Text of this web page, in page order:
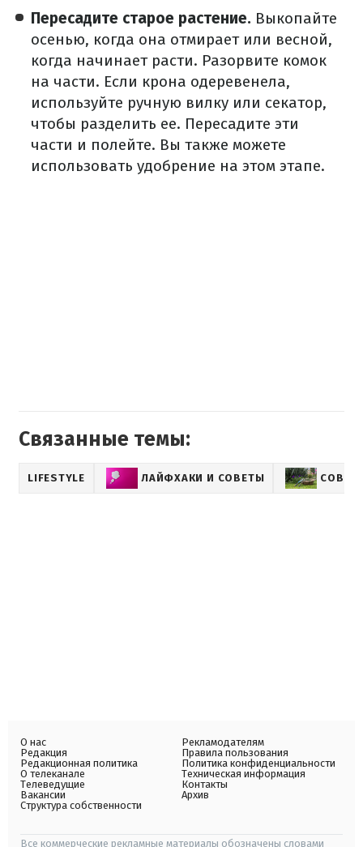
Пересадите старое растение. Выкопайте
осенью, когда она отмирает или весной,
когда начинает расти. Разорвите комок
на части. Если крона одеревенела,
используйте ручную вилку или секатор,
чтобы разделить ее. Пересадите эти
части и полейте. Вы также можете
использовать удобрение на этом этапе.
Связанные темы:
LIFESTYLE ЛАЙФХАКИ И СОВЕТЫ
О нас
Редакция
Редакционная политика
О телеканале
Телеведущие
Вакансии
Структура собственности
Рекламодателям
Правила пользования
Политика конфиденциальности
Техническая информация
Контакты
Архив
Все коммерческие рекламные материалы обозначены словами